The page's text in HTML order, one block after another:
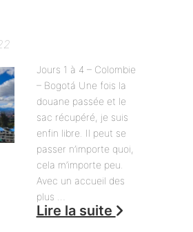
Jours 1 à 4 – Colombie
– Bogotá Une fois la
douane passée et le
sac récupéré, je suis
enfin libre. Il peut se
passer n’importe quoi,
cela m’importe peu.
Avec un accueil des
plus …
Lire la suite